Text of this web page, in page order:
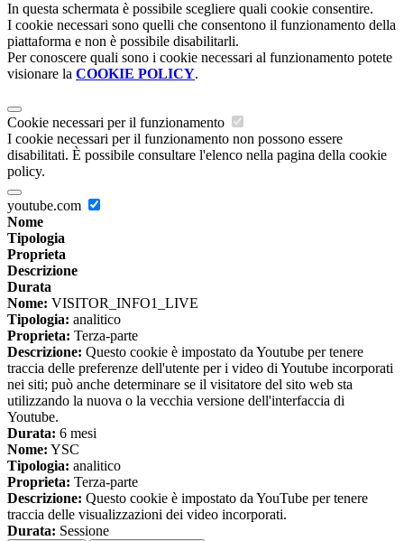
In questa schermata è possibile scegliere quali cookie consentire.
I cookie necessari sono quelli che consentono il funzionamento della
piattaforma e non è possibile disabilitarli.
Per conoscere quali sono i cookie necessari al funzionamento potete
visionare la COOKIE POLICY.
Cookie necessari per il funzionamento
I cookie necessari per il funzionamento non possono essere
disabilitati. È possibile consultare l'elenco nella pagina della cookie
policy.
youtube.com
Nome
Tipologia
Proprieta
Descrizione
Durata
Nome: VISITOR_INFO1_LIVE
Tipologia: analitico
Proprieta: Terza-parte
Descrizione: Questo cookie è impostato da Youtube per tenere
traccia delle preferenze dell'utente per i video di Youtube incorporati
nei siti; può anche determinare se il visitatore del sito web sta
utilizzando la nuova o la vecchia versione dell'interfaccia di
Youtube.
Durata: 6 mesi
Nome: YSC
Tipologia: analitico
Proprieta: Terza-parte
Descrizione: Questo cookie è impostato da YouTube per tenere
traccia delle visualizzazioni dei video incorporati.
Durata: Sessione